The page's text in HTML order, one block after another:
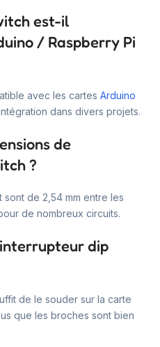
est-il
/ Raspberry Pi
avec les cartes Arduino
dans divers projets.
de
?
sont de 2,54 mm entre les
de nombreux circuits.
dip
de le souder sur la carte
que les broches sont bien